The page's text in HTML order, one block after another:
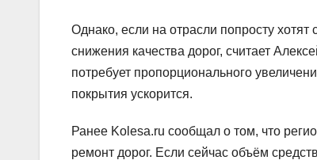
Однако, если на отрасли попросту
снижения качества дорог, считает
потребует пропорционального
покрытия ускорится.
Ранее Kolesa.ru сообщал о том, что
ремонт дорог. Если сейчас объём